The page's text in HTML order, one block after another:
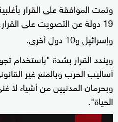
19 دولة عن التصويت على القرار، وعارضته
وإسرائيل و10 دول أخرى.
ويندد القرار بشدة "باستخدام
أساليب الحرب وبالمنع غير
وبحرمان المدنيين من أشياء لا
الحياة".